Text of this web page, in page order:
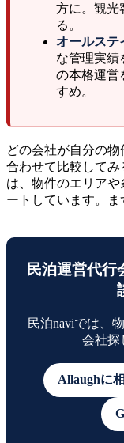
方に。観光
る。
オールステ
な管理実績
の本格運営
すめ。
どの会社が自分の
合わせて比較して
は、物件のエリア
ートしています。ま
民泊運営代行
民泊naviでは、
会社探
Allaughに